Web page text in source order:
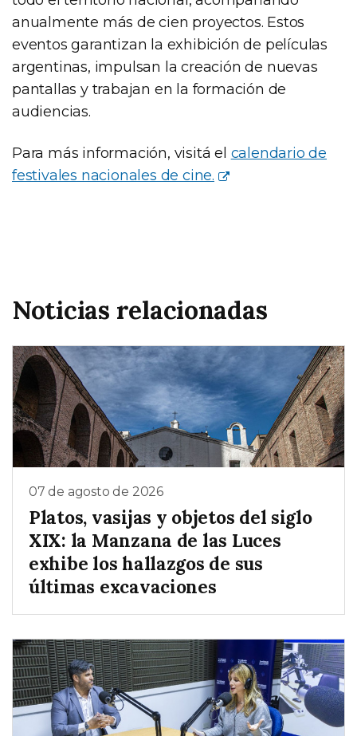
anualmente más de cien proyectos. Estos
eventos garantizan la exhibición de películas
argentinas, impulsan la creación de nuevas
pantallas y trabajan en la formación de
audiencias.
Para más información, visitá el calendario de
festivales nacionales de cine.
Noticias relacionadas
07 de agosto de 2026
Platos, vasijas y objetos del siglo
XIX: la Manzana de las Luces
exhibe los hallazgos de sus
últimas excavaciones